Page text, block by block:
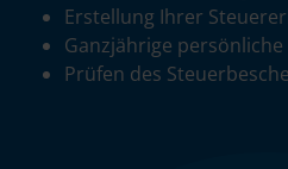
Erstellung Ihrer
Ganzjährige
Prüfen des